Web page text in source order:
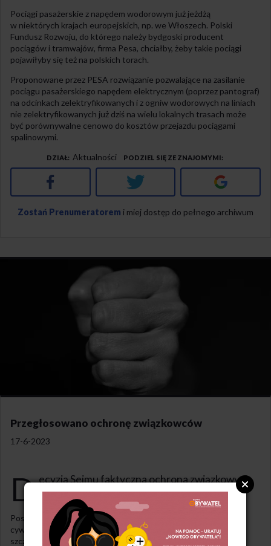
Pociągi pasażerskie z napędem wodorowym już jeżdżą
w niektórych krajach europejskich, np. we Włoszech. Polski
Fundusz Rozwoju, do którego należy bydgoski producent
pociągów i tramwajów, firma Pesa, chciałby, żeby takie pociągi
pojawiłyby się też na polskich torach.
Proponowane przez PESA rozwiązanie pozwalające na zasilanie
pociągu pasażerskiego napędem elektrycznym (poprzez pantograf)
na odcinkach zelektryfikowanych i z ogniw wodorowych na liniach
nie zelektryfikowanych już dziś na wielu lokalnych trasach może
być porównywalne cenowo do kosztów przejazdu pociągami
spalinowymi.
DZIAŁ Aktualności PODZIEL SIĘ ZE ZNAJOMYMI
Facebook Twitter Google+
Zostań Prenumeratorem i miej dostęp do pełnego archiwum
Przegłosowano ochronę związkowców
17-6-2023
D ecyzją Sejmu faktyczna ochrona związkowych
liderów wejdzie w życie.
Posłowie przegłosowali zmiany w Kodeksie postępowania
cywilnego, które mają uniemożliwić szybkie zwolnienie osób
szczególnie chronionych. Chodzi m.in. o: